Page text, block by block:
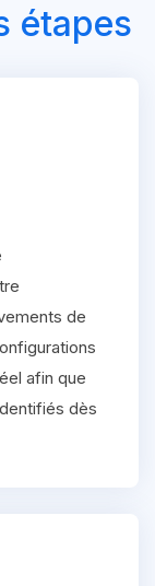
étapes
de
afin que
dès